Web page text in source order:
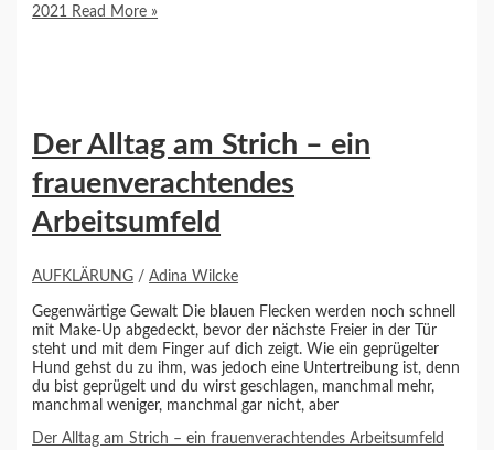
2021 Read More »
Der Alltag am Strich – ein
frauenverachtendes
Arbeitsumfeld
AUFKLÄRUNG /Adina Wilcke
Gegenwärtige Gewalt Die blauen Flecken werden noch schnell
mit Make-Up abgedeckt, bevor der nächste Freier in der Tür
steht und mit dem Finger auf dich zeigt. Wie ein geprügelter
Hund gehst du zu ihm, was jedoch eine Untertreibung ist, denn
du bist geprügelt und du wirst geschlagen, manchmal mehr,
manchmal weniger, manchmal gar nicht, aber
Der Alltag am Strich – ein frauenverachtendes Arbeitsumfeld